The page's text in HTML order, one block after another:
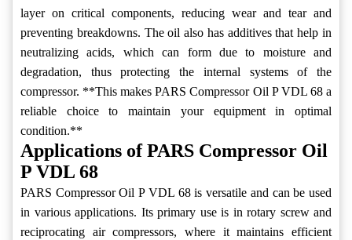
layer on critical components, reducing wear and tear and
preventing breakdowns. The oil also has additives that help in
neutralizing acids, which can form due to moisture and
degradation, thus protecting the internal systems of the
compressor. **This makes PARS Compressor Oil P VDL 68 a
reliable choice to maintain your equipment in optimal
condition.**
Applications of PARS Compressor Oil
P VDL 68
PARS Compressor Oil P VDL 68 is versatile and can be used
in various applications. Its primary use is in rotary screw and
reciprocating air compressors, where it maintains efficient